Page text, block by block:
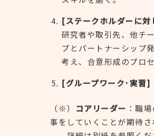
スキルを磨く。
[ステークホルダーに
研究者や取引先、他チ
プとパートナーシップ
考え、合意形成のプロ
[グループワーク･実習]
（※） コアリーダー
：職
事をしていくことが期待さ